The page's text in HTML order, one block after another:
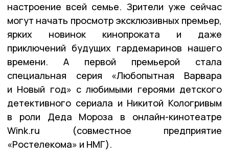
настроение всей семье. Зрители уже сейчас
могут начать просмотр эксклюзивных премьер,
ярких новинок кинопроката и даже
приключений будущих гардемаринов нашего
времени. А первой премьерой стала
специальная серия «Любопытная Варвара
и Новый год» с любимыми героями детского
детективного сериала и Никитой Кологривым
в роли Деда Мороза в онлайн-кинотеатре
Wink.ru (совместное предприятие
«Ростелекома» и НМГ).